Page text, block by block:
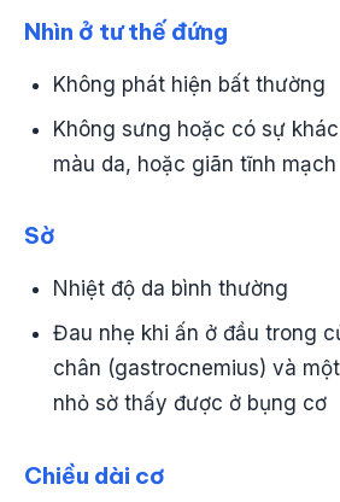
Nhìn ở tư thế đứng
Không phát hiện bất thường
Không sưng hoặc có sự
màu da, hoặc giãn tĩnh mạch
Sờ
Nhiệt độ da bình thường
Đau nhẹ khi ấn ở đầu trong
chân (gastrocnemius) và
nhỏ sờ thấy được ở bụng cơ
Chiều dài cơ